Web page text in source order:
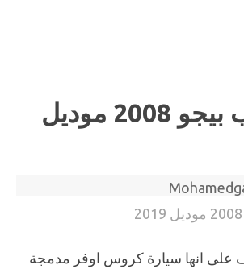
اهم عيوب بيجو 2008 موديل
تصنف على انها سيارة كروس اوفر مدمجة